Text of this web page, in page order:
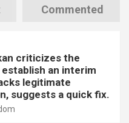
Commented
criticizes the
an interim
legitimate
suggests a quick fix.